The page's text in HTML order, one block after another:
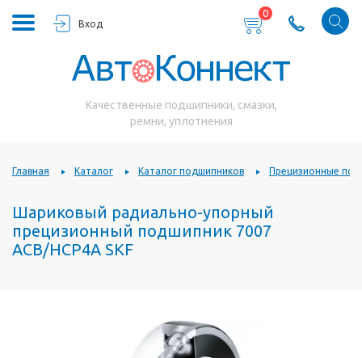
Вход
0
Качественные подшипники, смазки,
ремни, уплотнения
Главная Каталог Каталог подшипников Прецизионные
Шариковый радиально-упорный
прецизионный подшипник 7007
ACB/HCP4A SKF